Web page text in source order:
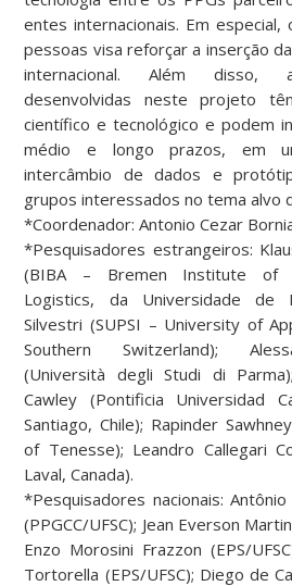
entes internacionais. Em especial,
pessoas visa reforçar a inserção da
internacional. Além disso,
desenvolvidas neste projeto
científico e tecnológico e podem
médio e longo prazos, em
intercâmbio de dados e
grupos interessados no tema alvo
*Coordenador: Antonio Cezar
*Pesquisadores estrangeiros:
(BIBA – Bremen Institute of
Logistics, da Universidade de
Silvestri (SUPSI – University of
Southern Switzerland);
(Università degli Studi di
Cawley (Pontificia Universidad
Santiago, Chile); Rapinder
of Tenesse); Leandro Callegari
Laval, Canada).
*Pesquisadores nacionais: Antônio
(PPGCC/UFSC); Jean Everson
Enzo Morosini Frazzon (EPS/
Tortorella (EPS/UFSC); Diego de